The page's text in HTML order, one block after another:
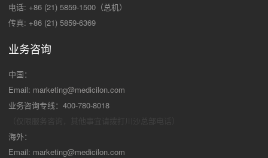
电话: +86 (21) 5859-1500（总机）
传真: +86 (21) 5859-6369
业务咨询
中国：
Email: marketing@medicilon.com
业务咨询专线：400-780-8018
海外：
Email: marketing@medicilon.com